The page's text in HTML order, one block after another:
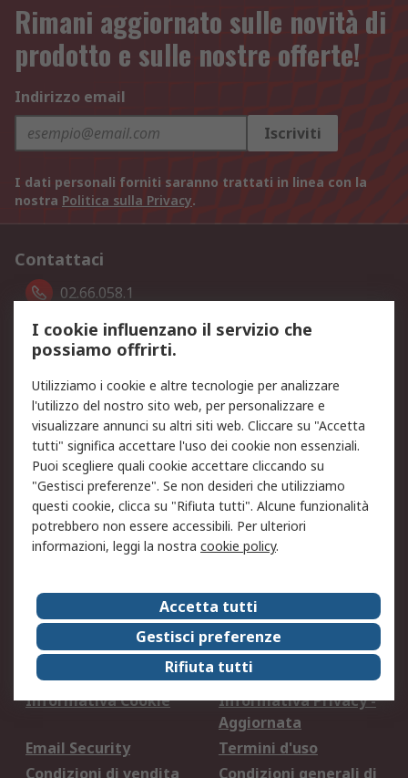
Rimani aggiornato sulle novità di
prodotto e sulle nostre offerte!
Indirizzo email
Iscriviti
I dati personali forniti saranno trattati in linea con la
nostra Politica sulla Privacy.
Contattaci
02.66.058.1
Seguici
Accettiamo
Servizi
Tutti i servizi
eProcurement
RS
RS ScanStock®
RS VendStock®
RS ControlStock®
Servizio di taratura
MePA
Legale
Informativa Cookie
Informativa Privacy -
Aggiornata
Email Security
Termini d'uso
Condizioni di vendita
Condizioni generali di
I cookie influenzano il servizio che
possiamo offrirti.
Utilizziamo i cookie e altre tecnologie per analizzare
l'utilizzo del nostro sito web, per personalizzare e
visualizzare annunci su altri siti web. Cliccare su "Accetta
tutti" significa accettare l'uso dei cookie non essenziali.
Puoi scegliere quali cookie accettare cliccando su
"Gestisci preferenze". Se non desideri che utilizziamo
questi cookie, clicca su "Rifiuta tutti". Alcune funzionalità
potrebbero non essere accessibili. Per ulteriori
informazioni, leggi la nostra cookie policy.
Accetta tutti
Gestisci preferenze
Rifiuta tutti